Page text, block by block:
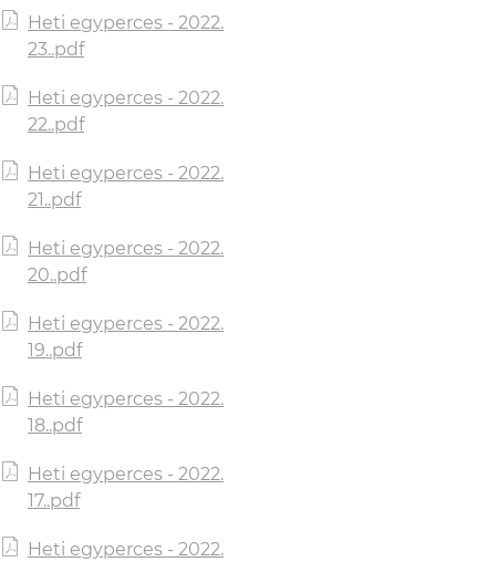
Heti egyperces - 2022.
23..pdf
Heti egyperces - 2022.
22..pdf
Heti egyperces - 2022.
21..pdf
Heti egyperces - 2022.
20..pdf
Heti egyperces - 2022.
19..pdf
Heti egyperces - 2022.
18..pdf
Heti egyperces - 2022.
17..pdf
Heti egyperces - 2022.